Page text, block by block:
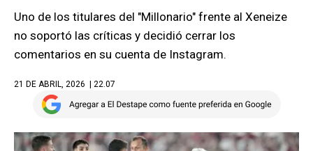
Uno de los titulares del "Millonario" frente al Xeneize
no soportó las críticas y decidió cerrar los
comentarios en su cuenta de Instagram.
21 DE ABRIL, 2026 | 22.07